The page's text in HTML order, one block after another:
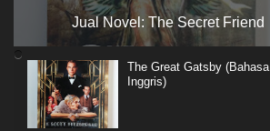
Jual Novel: The Secret Friend
The Great Gatsby (Bahasa
Inggris)